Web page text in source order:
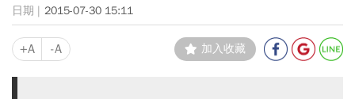
2015-07-30 15:11
+A -A 加入收藏